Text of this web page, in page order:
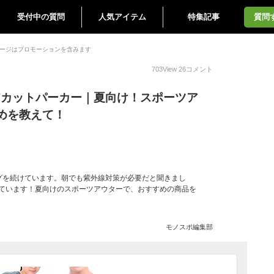
受付中の質問 人気アイテム 特集記事 質問
ジはプロモーションを含みます
703View 26コメント
ットパーカー｜夏向け！スポーツア
を教えて！
続けています。朝でも紫外線対策が必要だと聞きまし
います！夏向けのスポーツアウターで、おすすめの商品を
モノスポ編集部